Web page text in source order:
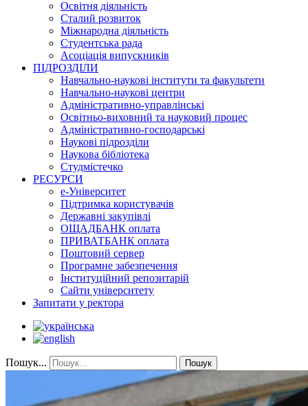
Освітня діяльність
Сталий розвиток
Міжнародна діяльність
Студентська рада
Асоціація випускників
ПІДРОЗДІЛИ
Навчально-наукові інститути та факультети
Навчально-наукові центри
Адміністративно-управлінські
Освітньо-виховний та науковий процес
Адміністративно-господарські
Наукові підрозділи
Наукова бібліотека
Студмістечко
РЕСУРСИ
е-Університет
Підтримка користувачів
Державні закупівлі
ОЩАДБАНК оплата
ПРИВАТБАНК оплата
Поштовий сервер
Програмне забезпечення
Інституційний репозитарій
Сайти університету
Запитати у ректора
Пошук... Пошук